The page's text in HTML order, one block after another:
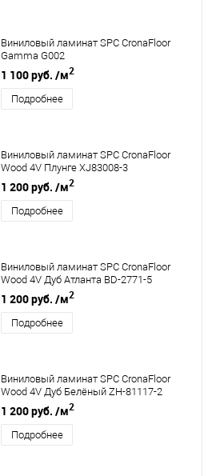
Виниловый ламинат SPC CronaFloor
Gamma G002
1 100 руб. /м2
Подробнее
Виниловый ламинат SPC CronaFloor
Wood 4V Плунге XJ83008-3
1 200 руб. /м2
Подробнее
Виниловый ламинат SPC CronaFloor
Wood 4V Дуб Атланта BD-2771-5
1 200 руб. /м2
Подробнее
Виниловый ламинат SPC CronaFloor
Wood 4V Дуб Белёный ZH-81117-2
1 200 руб. /м2
Подробнее